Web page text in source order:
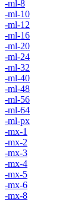
-ml-8
-ml-10
-ml-12
-ml-16
-ml-20
-ml-24
-ml-32
-ml-40
-ml-48
-ml-56
-ml-64
-ml-px
-mx-1
-mx-2
-mx-3
-mx-4
-mx-5
-mx-6
-mx-8